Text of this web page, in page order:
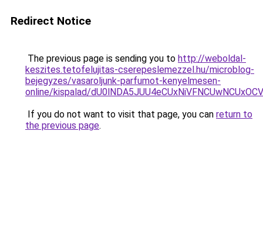
Redirect Notice
The previous page is sending you to http://weboldal-
keszites.tetofelujitas-cserepeslemezzel.hu/microblog-
bejegyzes/vasaroljunk-parfumot-kenyelmesen-
online/kispalad/
If you do not want to visit that page, you can return to
the previous page.